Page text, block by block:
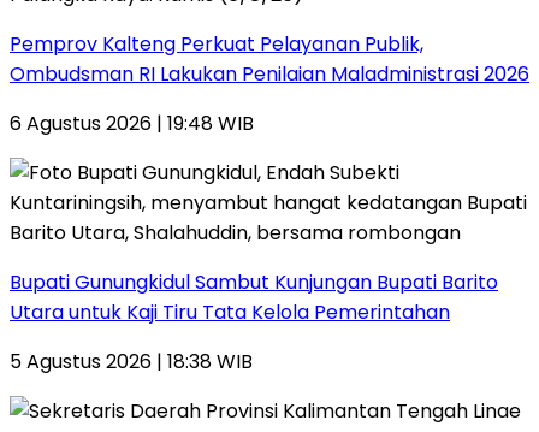
Pemprov Kalteng Perkuat Pelayanan Publik,
Ombudsman RI Lakukan Penilaian Maladministrasi 2026
6 Agustus 2026 | 19:48 WIB
Bupati Gunungkidul Sambut Kunjungan Bupati Barito
Utara untuk Kaji Tiru Tata Kelola Pemerintahan
5 Agustus 2026 | 18:38 WIB